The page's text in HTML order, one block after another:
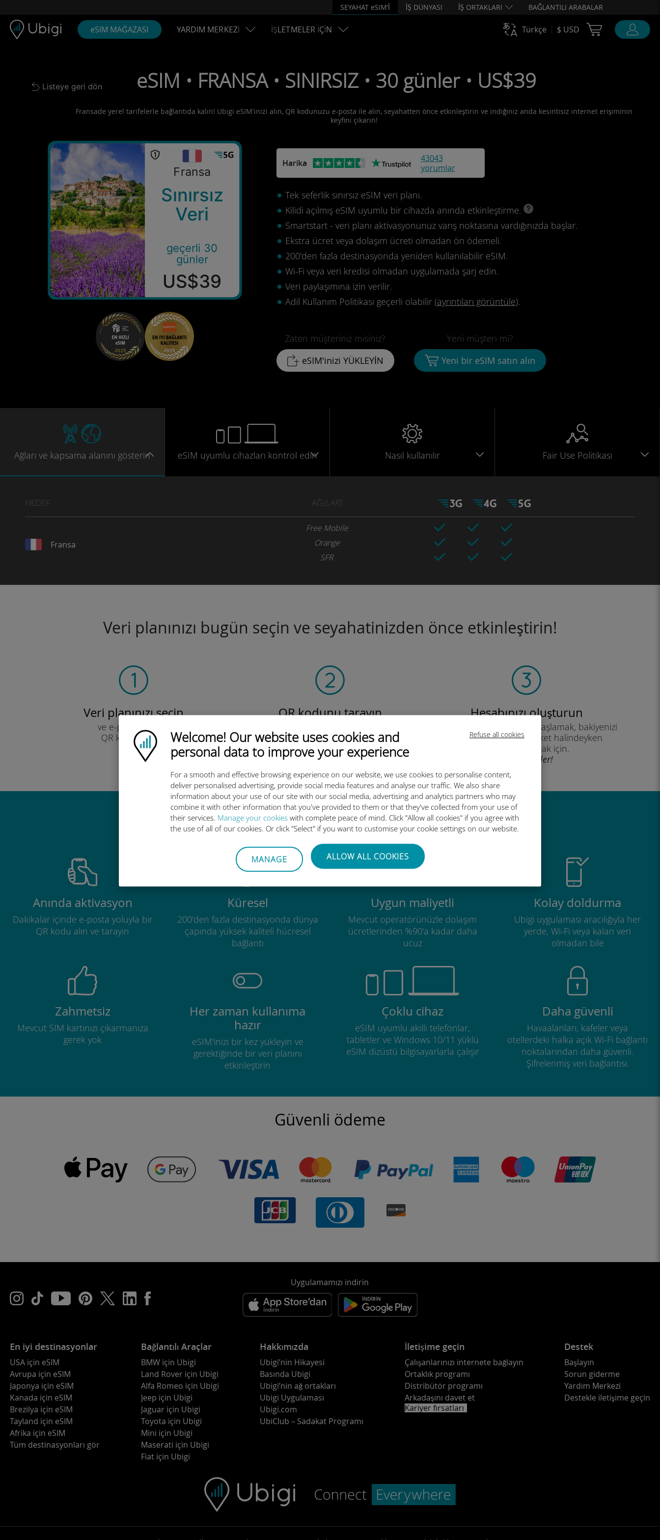
Refuse all cookies
Ubigi logo
Welcome! Our website uses cookies and
personal data to improve your experience
For a smooth and effective browsing experience on our website, we use cookies to personalise content,
deliver personalised advertising, provide social media features and analyse our traffic. We also share
information about your use of our site with our social media, advertising and analytics partners who may
combine it with other information that you've provided to them or that they've collected from your use of
their services. Manage your cookies with complete peace of mind. Click "Allow all cookies" if you agree with
the use of all of our cookies. Or click "Select" if you want to customise your cookie settings on our website.
MANAGE ALLOW ALL COOKIES
SEYAHAT eSIM’İ İŞ DÜNYASI İŞ ORTAKLARI BAĞLANTILI ARABALAR
eSIM MAĞAZASI YARDIM MERKEZİ İŞLETMELER İÇİN Türkçe $ USD Cart Ubigi
Back to list
Listeye geri dön eSIM • FRANSA • SINIRSIZ • 30 günler • US$39
Fransade yerel tarifelerle bağlantıda kalın! Ubigi eSIM'inizi alın, QR kodunuzu e-posta ile alın, seyahatten önce etkinleştirin ve indiğiniz anda kesintisiz internet erişiminin
keyfini çıkarın!
Fransa
Sınırsız
Veri
geçerli 30
günler
US$39
Harika
43043
yorumlar
Tek seferlik sınırsız eSIM veri planı.
Kilidi açılmış eSIM uyumlu bir cihazda anında etkinleştirme.
Smartstart - veri planı aktivasyonunuz varış noktasına vardığınızda başlar.
Ekstra ücret veya dolaşım ücreti olmadan ön ödemeli.
200'den fazla destinasyonda yeniden kullanılabilir eSIM.
Wi-Fi veya veri kredisi olmadan uygulamada şarj edin.
Veri paylaşımına izin verilir.
Adil Kullanım Politikası geçerli olabilir (ayrıntıları görüntüle).
Zaten müşteriniz misiniz?
eSIM'inizi YÜKLEYİN
Yeni müşteri mi?
Yeni bir eSIM satın alın
Ağları ve kapsama alanını gösterin eSIM uyumlu cihazları kontrol edin Nasıl kullanılır Fair Use Politikası
HEDEF AĞ(LAR)
Fransa
Free Mobile
Orange
SFR
Veri planınızı bugün seçin ve seyahatinizden önce etkinleştirin!
Veri planınızı seçin
ve e-posta yoluyla
QR kodu ile alın.
Hızlı!
QR kodunu tarayın
Ubigi eSIM'i yüklemek için.Çok basit!
Hesabınızı oluşturun
veri planınızı kullanmaya başlamak, bakiyenizi
kontrol etmek ve hareket halindeyken
yükleme yapmak için.
İyi eğlenceler!
Ubigi uluslararası eSIM neden bu kadar harika
Anında aktivasyon
Dakikalar içinde e-posta yoluyla bir
QR kodu alın ve tarayın
Küresel
200'den fazla destinasyonda dünya
çapında yüksek kaliteli hücresel
bağlantı
Uygun maliyetli
Mevcut operatörünüzle dolaşım
ücretlerinden %90'a kadar daha
ucuz
Kolay doldurma
Ubigi uygulaması aracılığıyla her
yerde, Wi-Fi veya kalan veri
olmadan bile
Zahmetsiz
Mevcut SIM kartınızı çıkarmanıza
gerek yok
Her zaman kullanıma
hazır
eSIM'inizi bir kez yükleyin ve
gerektiğinde bir veri planını
etkinleştirin
Çoklu cihaz
eSIM uyumlu akıllı telefonlar,
tabletler ve Windows 10/11 yüklü
eSIM dizüstü bilgisayarlarla çalışır
Daha güvenli
Havaalanları, kafeler veya
otellerdeki halka açık Wi-Fi bağlantı
noktalarından daha güvenli.
Şifrelenmiş veri bağlantısı.
Güvenli ödeme
Uygulamamızı indirin
En iyi destinasyonlar
USA için eSIM
Avrupa için eSIM
Japonya için eSIM
Kanada için eSIM
Brezilya için eSIM
Tayland için eSIM
Afrika için eSIM
Tüm destinasyonları gör
Bağlantılı Araçlar
BMW için Ubigi
Land Rover için Ubigi
Alfa Romeo için Ubigi
Jeep için Ubigi
Jaguar için Ubigi
Toyota için Ubigi
Mini için Ubigi
Maserati için Ubigi
Fiat için Ubigi
Hakkımızda
Ubigi’nin Hikayesi
Basında Ubigi
Ubigi’nin ağ ortakları
Ubigi Uygulaması
Ubigi.com
UbiClub – Sadakat Programı
İletişime geçin
Çalışanlarınızı internete bağlayın
Ortaklık programı
Distribütör programı
Arkadaşını davet et
Kariyer fırsatları
Destek
Başlayın
Sorun giderme
Yardım Merkezi
Destekle iletişime geçin